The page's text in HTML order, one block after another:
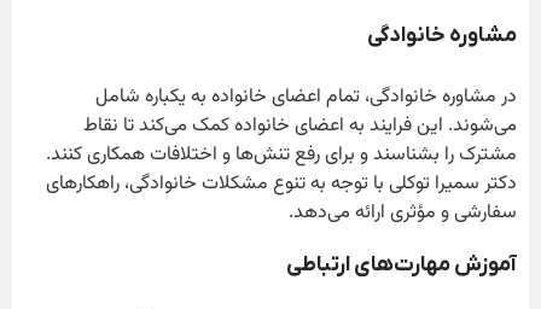
مشاوره خانوادگی
در مشاوره خانوادگی، تمام اعضای خانواده به یکباره شامل
می‌شوند. این فرایند به اعضای خانواده کمک می‌کند تا نقاط
مشترک را بشناسند و برای رفع تنش‌ها و اختلافات همکاری کنند.
دکتر سمیرا توکلی با توجه به تنوع مشکلات خانوادگی، راهکارهای
سفارشی و مؤثری ارائه می‌دهد.
آموزش مهارت‌های ارتباطی